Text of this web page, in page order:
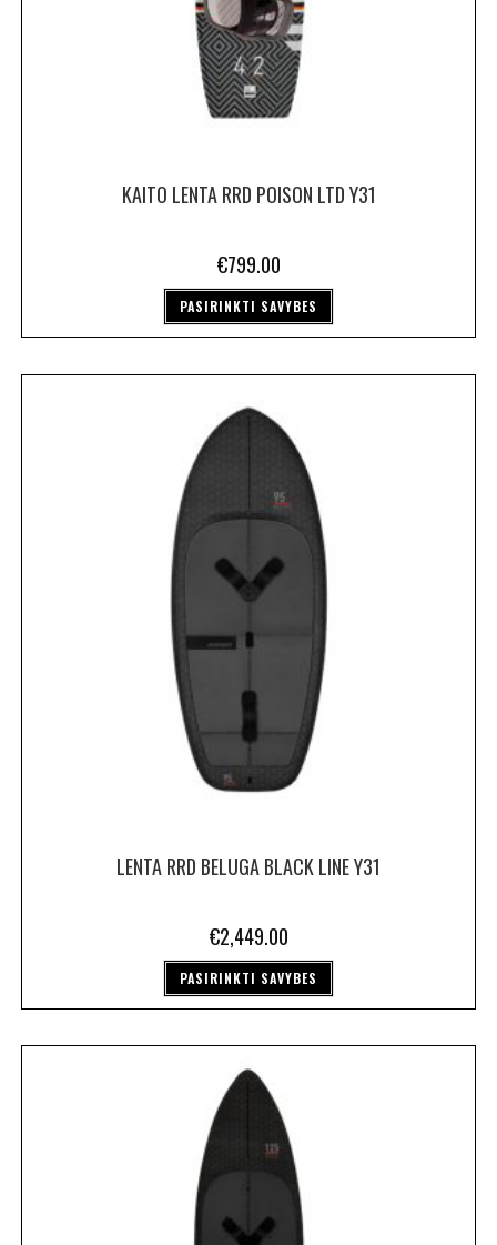
KAITO LENTA RRD POISON LTD Y31
€799.00
PASIRINKTI SAVYBES
LENTA RRD BELUGA BLACK LINE Y31
€2,449.00
PASIRINKTI SAVYBES